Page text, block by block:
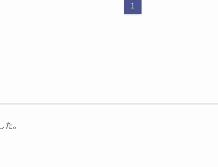
1
。